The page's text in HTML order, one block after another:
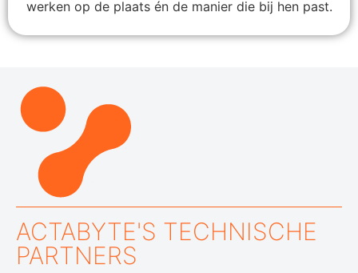
werken op de plaats én de manier die bij hen past.
ACTABYTE'S TECHNISCHE
PARTNERS